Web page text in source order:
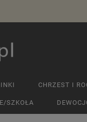
CHRZEST I
SZKOŁA